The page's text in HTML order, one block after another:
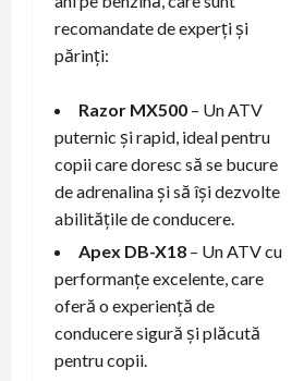
recomandate de experți și
părinți:
Razor MX500 – Un ATV
puternic și rapid, ideal pentru
copii care doresc să se bucure
de adrenalina și să își dezvolte
abilitățile de conducere.
Apex DB-X18 – Un ATV cu
performanțe excelente, care
oferă o experiență de
conducere sigură și plăcută
pentru copii.